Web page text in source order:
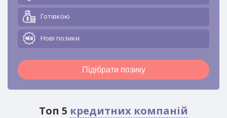
Готівкою
Новi позики
Підібрати позику
Топ 5 кредитних компаній